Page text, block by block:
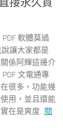
接永久買
軟體莫過
讓大家都是
係阿輝這邊介
文電通專
很多，功能幾
用，並且還能
在是爽度...閱